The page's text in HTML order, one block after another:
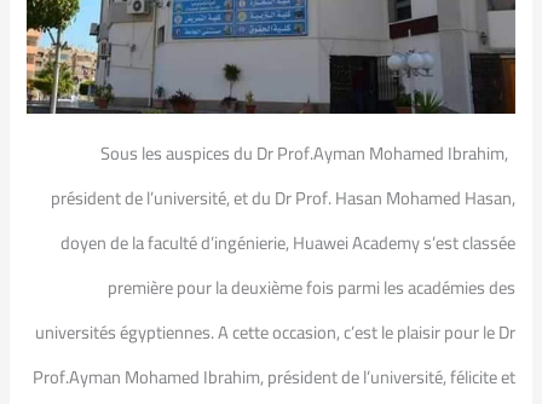
Sous les auspices du Dr Prof.Ayman Mohamed Ibrahim,
président de l’université, et du Dr Prof. Hasan Mohamed Hasan,
doyen de la faculté d’ingénierie, Huawei Academy s’est classée
première pour la deuxième fois parmi les académies des
universités égyptiennes. A cette occasion, c’est le plaisir pour le Dr
Prof.Ayman Mohamed Ibrahim, président de l’université, félicite et